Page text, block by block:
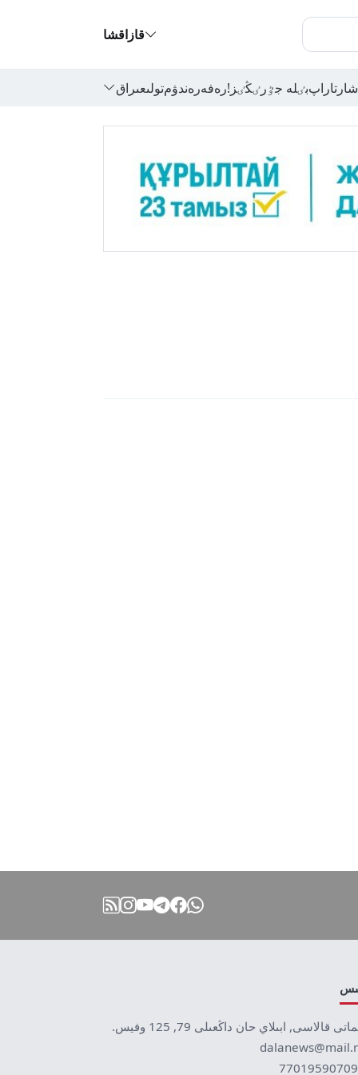
قازاقشا
شارتاراپبٸلە جٷرٸڭٸز!رەفەرەندۋمتولىعىراق
قالاسى, ابىلاي حان داڭعىلى 79, 125 وفيس.